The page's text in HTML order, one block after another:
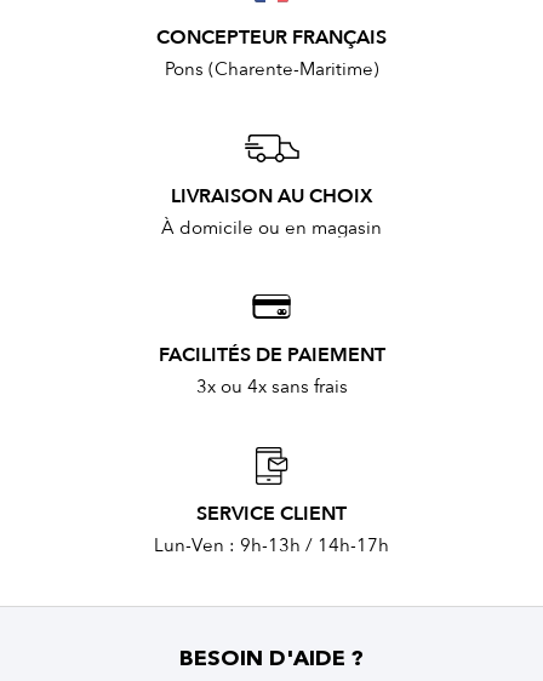
CONCEPTEUR FRANÇAIS
Pons (Charente-Maritime)
LIVRAISON AU CHOIX
À domicile ou en magasin
FACILITÉS DE PAIEMENT
3x ou 4x sans frais
SERVICE CLIENT
Lun-Ven : 9h-13h / 14h-17h
BESOIN D'AIDE ?